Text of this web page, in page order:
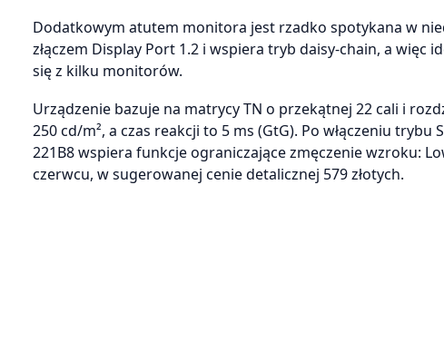
Dodatkowym atutem monitora jest rzadko spotykana w
złączem Display Port 1.2 i wspiera tryb daisy-chain, a więc
się z kilku monitorów.
Urządzenie bazuje na matrycy TN o przekątnej 22 cali i
250 cd/m², a czas reakcji to 5 ms (GtG). Po włączeniu
221B8 wspiera funkcje ograniczające zmęczenie wzroku:
czerwcu, w sugerowanej cenie detalicznej 579 złotych.